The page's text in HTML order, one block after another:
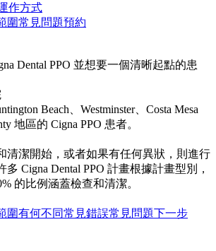
作方式
圍常見問題預約
Dental PPO 並想要一個清晰起點的患
Beach、Westminster、Costa Mesa
地區的 Cigna PPO 患者。
清潔開始，或者如果有任何異狀，則進行
Cigna Dental PPO 計畫根據計畫型別，
的比例涵蓋檢查和清潔。
圍有何不同常見錯誤常見問題下一步